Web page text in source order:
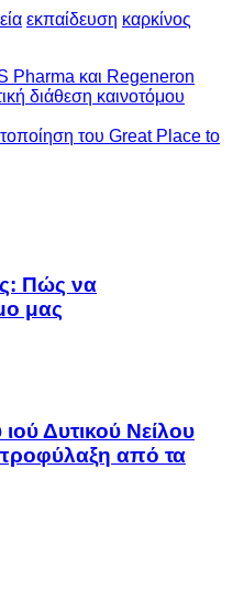
εκπαίδευση καρκίνος
Pharma και Regeneron
διάθεση καινοτόμου
του Great Place to
Πώς να
μας
Δυτικού Νείλου
από τα